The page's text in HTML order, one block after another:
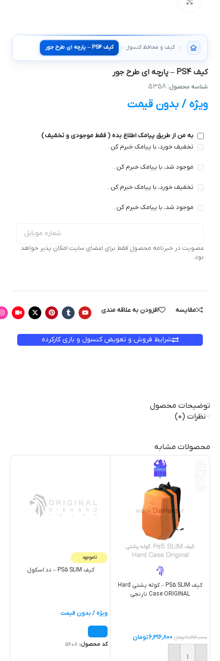
کیف و محافظ کنسول کیف PS4 – پارچه ای طرح جور
کیف PS4 – پارچه ای طرح جور
شناسه محصول: 5358
ویژه / بدون قیمت
به من از طریق پیامک اطلاع بده ( فقط موجودی و تخفیف )
تخفیف خورد، با پیامک خبرم کن .
موجود شد، با پیامک خبرم کن .
تخفیف خورد، با پیامک خبرم کن .
موجود شد، با پیامک خبرم کن .
عضویت در خبرنامه محصول فقط برای اعضای سایت امکان پذیر خواهد
بود.
مقایسه افزودن به علاقه مندی
شرایط فروش و تعویض کنسول و بازی کارکرده
توضیحات محصول
نظرات (0)
محصولات مشابه
کیف PS5 SLIM – کوله پشتی Hard
Case ORIGINAL نارنجی
7,896,000تومان 6,316,800تومان
ناموجود
کیف PS5 SLIM – دد اسکول
ویژه / بدون قیمت
کد محصول: 5608